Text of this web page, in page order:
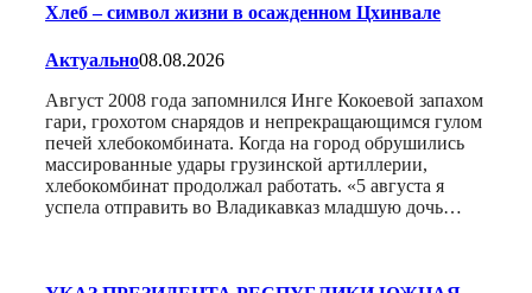
Хлеб – символ жизни в осажденном Цхинвале
Актуально08.08.2026
Август 2008 года запомнился Инге Кокоевой запахом
гари, грохотом снарядов и непрекращающимся гулом
печей хлебокомбината. Когда на город обрушились
массированные удары грузинской артиллерии,
хлебокомбинат продолжал работать. «5 августа я
успела отправить во Владикавказ младшую дочь…